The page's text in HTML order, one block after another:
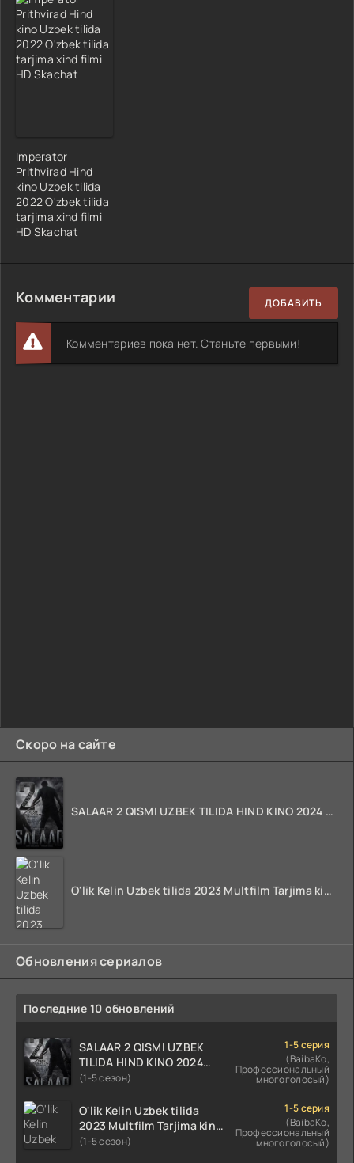
Скоро на сайте
SALAAR 2 QISMI UZBEK TILIDA HIND KINO 2024 TARJIMA 720p HD Skachat
O'lik Kelin Uzbek tilida 2023 Multfilm Tarjima kino skachat
Обновления сериалов
Последние 10 обновлений
SALAAR 2 QISMI UZBEK
TILIDA HIND KINO 2024
TARJIMA 720p HD Skachat
(1-5 сезон)
1-5 серия
(BaibaKo,
Профессиональный
многоголосый)
O'lik Kelin Uzbek tilida
2023 Multfilm Tarjima kino
skachat
(1-5 сезон)
1-5 серия
(BaibaKo,
Профессиональный
многоголосый)
Imperator
Prithvirad Hind
kino Uzbek tilida
2022 O'zbek tilida
tarjima xind filmi
HD Skachat
Комментарии ДОБАВИТЬ
Комментариев пока нет. Станьте первыми!